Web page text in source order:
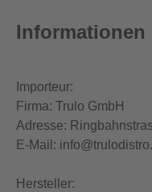
Informationen
Importeur:
Firma: Trulo GmbH
Adresse:
E-Mail:
Hersteller: